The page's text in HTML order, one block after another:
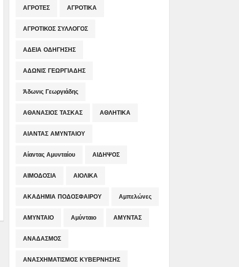
ΑΓΡΟΤΕΣ ΑΓΡΟΤΙΚΑ
ΑΓΡΟΤΙΚΟΣ ΣΥΛΛΟΓΟΣ
ΑΔΕΙΑ ΟΔΗΓΗΣΗΣ
ΑΔΩΝΙΣ ΓΕΩΡΓΙΑΔΗΣ
Άδωνις Γεωργιάδης
ΑΘΑΝΑΣΙΟΣ ΤΑΣΚΑΣ ΑΘΛΗΤΙΚΑ
ΑΙΑΝΤΑΣ ΑΜΥΝΤΑΙΟΥ
Αίαντας Αμυνταίου ΑΙΔΗΨΟΣ
ΑΙΜΟΔΟΣΙΑ ΑΙΟΛΙΚΑ
ΑΚΑΔΗΜΙΑ ΠΟΔΟΣΦΑΙΡΟΥ Αμπελώνες
ΑΜΥΝΤΑΙΟ Αμύνταιο ΑΜΥΝΤΑΣ
ΑΝΑΔΑΣΜΟΣ
ΑΝΑΣΧΗΜΑΤΙΣΜΟΣ ΚΥΒΕΡΝΗΣΗΣ